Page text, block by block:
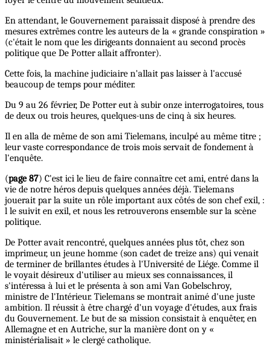
En attendant, le Gouvernement paraissait disposé à prendre des
mesures extrêmes contre les auteurs de la « grande conspiration »
(c'était le nom que les dirigeants donnaient au second procès
politique que De Potter allait affronter).
Cette fois, la machine judiciaire n'allait pas laisser à l'accusé
beaucoup de temps pour méditer.
Du 9 au 26 février, De Potter eut à subir onze interrogatoires, tous
de deux ou trois heures, quelques-uns de cinq à six heures.
Il en alla de même de son ami Tielemans, inculpé au même titre ;
leur vaste correspondance de trois mois servait de fondement à
l'enquête.
(page 87) C'est ici le lieu de faire connaître cet ami, entré dans la
vie de notre héros depuis quelques années déjà. Tielemans
jouerait par la suite un rôle important aux côtés de son chef exil, :
l le suivit en exil, et nous les retrouverons ensemble sur la scène
politique.
De Potter avait rencontré, quelques années plus tôt, chez son
imprimeur, un jeune homme (son cadet de treize ans) qui venait
de terminer de brillantes études à l'Université de Liége. Comme il
le voyait désireux d'utiliser au mieux ses connaissances, il
s'intéressa à lui et le présenta à son ami Van Gobelschroy,
ministre de l'Intérieur. Tielemans se montrait animé d'une juste
ambition. Il réussit à être chargé d'un voyage d'études, aux frais
du Gouvernement. Le but de sa mission consistait à enquêter, en
Allemagne et en Autriche, sur la manière dont on y «
ministérialisait » le clergé catholique.